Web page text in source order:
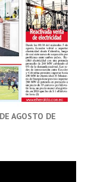
AGOSTO DE